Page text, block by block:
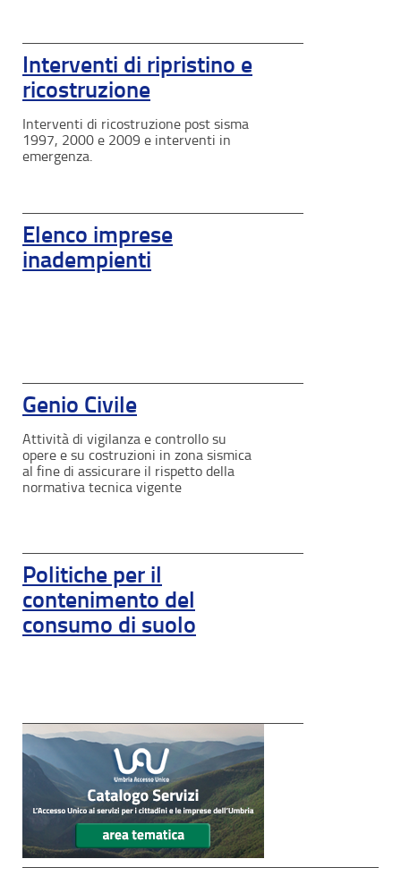
Interventi di ripristino e
ricostruzione
Interventi di ricostruzione post sisma
1997, 2000 e 2009 e interventi in
emergenza.
Elenco imprese
inadempienti
Genio Civile
Attività di vigilanza e controllo su
opere e su costruzioni in zona sismica
al fine di assicurare il rispetto della
normativa tecnica vigente
Politiche per il
contenimento del
consumo di suolo